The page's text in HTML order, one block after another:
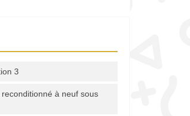
3
reconditionné à neuf sous